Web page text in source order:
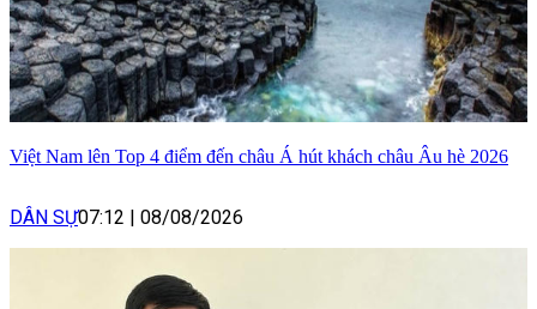
Việt Nam lên Top 4 điểm đến châu Á hút khách châu Âu hè 2026
DÂN SỰ07:12 08/08/2026